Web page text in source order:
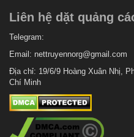
Liên hệ dặt quảng
Telegram:
Email: nettruyennorg@gmail.com
Địa chỉ: 19/6/9 Hoàng Xuân Nhị,
Chí Minh